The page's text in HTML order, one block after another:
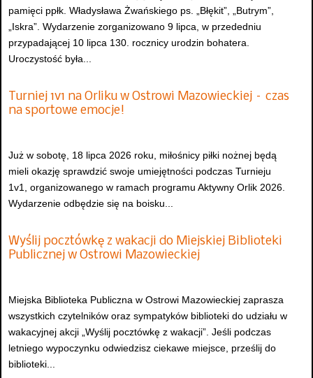
pamięci ppłk. Władysława Żwańskiego ps. „Błękit”, „Butrym”,
„Iskra”. Wydarzenie zorganizowano 9 lipca, w przededniu
przypadającej 10 lipca 130. rocznicy urodzin bohatera.
Uroczystość była...
Turniej 1v1 na Orliku w Ostrowi Mazowieckiej – czas
na sportowe emocje!
Już w sobotę, 18 lipca 2026 roku, miłośnicy piłki nożnej będą
mieli okazję sprawdzić swoje umiejętności podczas Turnieju
1v1, organizowanego w ramach programu Aktywny Orlik 2026.
Wydarzenie odbędzie się na boisku...
Wyślij pocztówkę z wakacji do Miejskiej Biblioteki
Publicznej w Ostrowi Mazowieckiej
Miejska Biblioteka Publiczna w Ostrowi Mazowieckiej zaprasza
wszystkich czytelników oraz sympatyków biblioteki do udziału w
wakacyjnej akcji „Wyślij pocztówkę z wakacji”. Jeśli podczas
letniego wypoczynku odwiedzisz ciekawe miejsce, prześlij do
biblioteki...